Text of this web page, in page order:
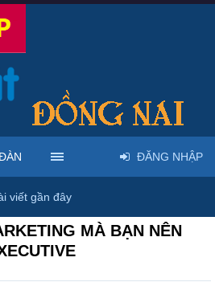
website, SEO & công nghệ
MÀ BẠN NÊN
viết gần đây
ĐĂNG NHẬP